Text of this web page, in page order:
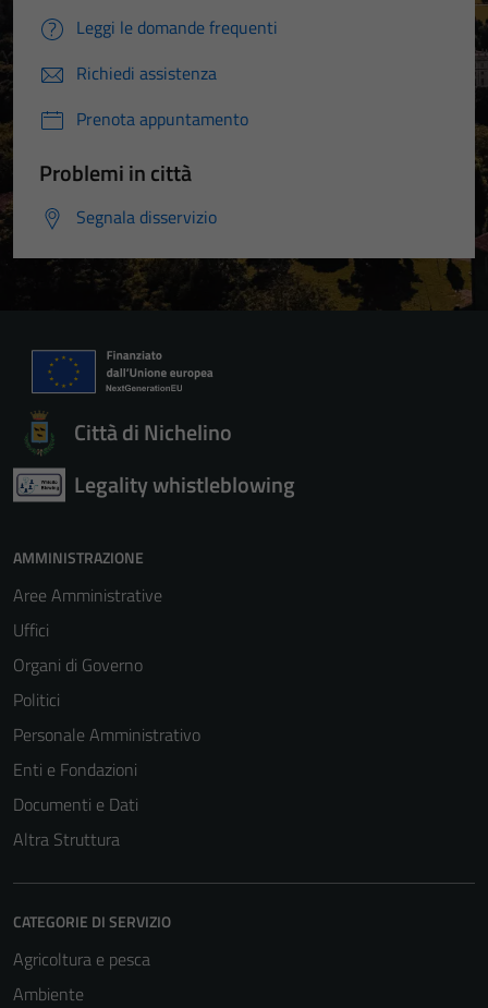
Leggi le domande frequenti
Richiedi assistenza
Prenota appuntamento
Problemi in città
Segnala disservizio
Città di Nichelino
Legality whistleblowing
AMMINISTRAZIONE
Aree Amministrative
Uffici
Organi di Governo
Politici
Personale Amministrativo
Enti e Fondazioni
Documenti e Dati
Altra Struttura
CATEGORIE DI SERVIZIO
Agricoltura e pesca
Ambiente